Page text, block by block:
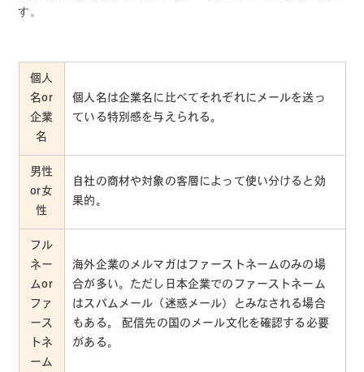
す。
個人
名or
企業
名
個人名は企業名に比べてそれぞれにメールを送っ
ている特別感を与えられる。
男性
or女
性
自社の商材や対象の客層によって使い分けると効
果的。
フル
ネー
ムor
ファ
ース
トネ
ーム
海外企業のメルマガはファーストネームのみの場
合が多い。ただし日本企業でのファーストネーム
はスパムメール（迷惑メール）とみなされる場合
もある。 配信先の国のメール文化を確認する必要
がある。